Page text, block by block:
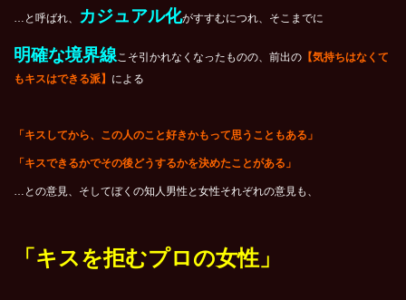
…と呼ばれ、 カジュアル化がすすむにつれ、そこまでに
明確な境界線こそ引かれなくなったものの、前出の 【気持ちはなくて
もキスはできる派】 による
「キスしてから、この人のこと好きかもって思うこともある」
「キスできるかでその後どうするかを決めたことがある」
…との意見、そしてぼくの知人男性と女性それぞれの意見も、
「キスを拒むプロの女性」